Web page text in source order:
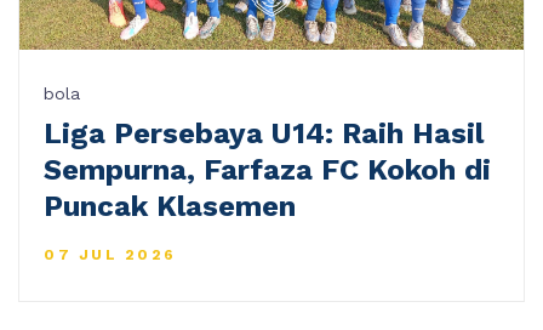
bola
Liga Persebaya U14: Raih Hasil
Sempurna, Farfaza FC Kokoh di
Puncak Klasemen
07 JUL 2026